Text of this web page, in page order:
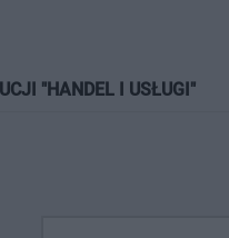
"HANDEL I USŁUGI"